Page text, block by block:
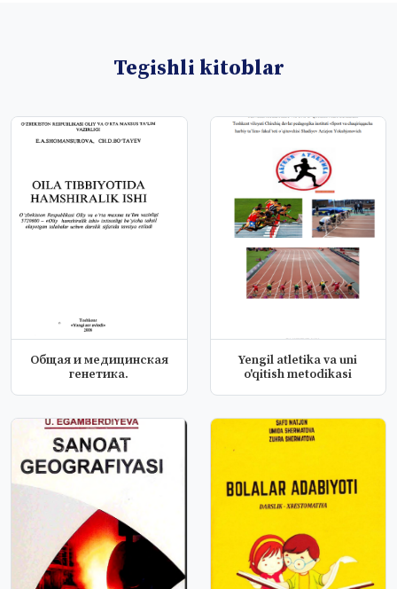
Tegishli kitoblar
Общая и медицинская
генетика.
Yengil atletika va uni
o'qitish metodikasi